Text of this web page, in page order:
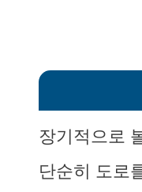
장기적으로
단순히 도로